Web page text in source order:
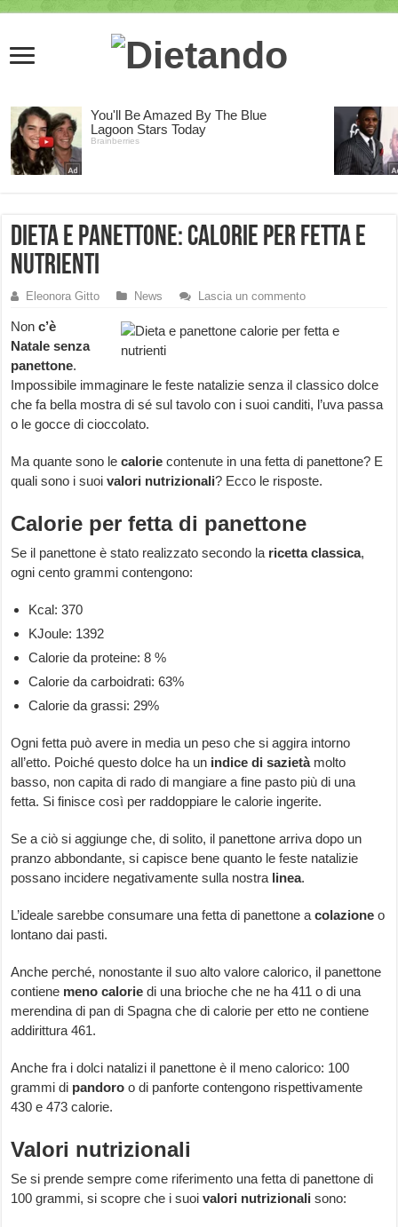
Dieta e panettone: calorie per fetta e
nutrienti
Eleonora Gitto News Lascia un commento
Non c’è
Natale senza
panettone.
Impossibile immaginare le feste natalizie senza il classico dolce
che fa bella mostra di sé sul tavolo con i suoi canditi, l’uva passa
o le gocce di cioccolato.
Ma quante sono lecalorie contenute in una fetta di panettone? E
quali sono i suoivalori nutrizionali? Ecco le risposte.
Calorie per fetta di panettone
Se il panettone è stato realizzato secondo la ricetta classica,
ogni cento grammi contengono:
Kcal: 370
KJoule: 1392
Calorie da proteine: 8 %
Calorie da carboidrati: 63%
Calorie da grassi: 29%
Ogni fetta può avere in media un peso che si aggira intorno
all’etto. Poiché questo dolce ha un indice di sazietàmolto
basso, non capita di rado di mangiare a fine pasto più di una
fetta. Si finisce così per raddoppiare le calorie ingerite.
Se a ciò si aggiunge che, di solito, il panettone arriva dopo un
pranzo abbondante, si capisce bene quanto le feste natalizie
possano incidere negativamente sulla nostra linea.
L’ideale sarebbe consumare una fetta di panettone acolazione o
lontano dai pasti.
Anche perché, nonostante il suo alto valore calorico, il panettone
contiene meno calorie di una brioche che ne ha 411 o di una
merendina di pan di Spagna che di calorie per etto ne contiene
addirittura 461.
Anche fra i dolci natalizi il panettone è il meno calorico: 100
grammi di pandoro o di panforte contengono rispettivamente
430 e 473 calorie.
Valori nutrizionali
Se si prende sempre come riferimento una fetta di panettone di
100 grammi, si scopre che i suoivalori nutrizionali sono: